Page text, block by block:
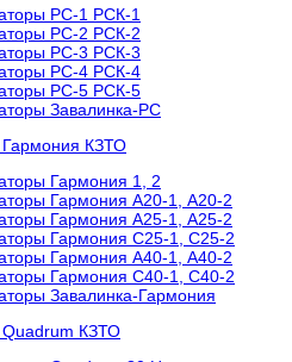
РС-1 РСК-1
РС-2 РСК-2
РС-3 РСК-3
РС-4 РСК-4
РС-5 РСК-5
Завалинка-РС
КЗТО
Гармония 1, 2
Гармония А20-1, А20-2
Гармония А25-1, А25-2
Гармония С25-1, С25-2
Гармония А40-1, А40-2
Гармония С40-1, С40-2
Завалинка-Гармония
КЗТО